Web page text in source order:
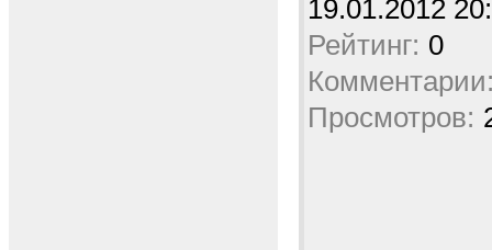
19.01.2012
Рейтинг: 0
Просмотров: